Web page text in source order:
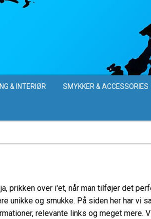
& INTERIØR SMYKKER & ACCESSORIES
prikken over i'et, når man tilføjer det
og smukke. På siden her har vi
relevante links og meget mere.